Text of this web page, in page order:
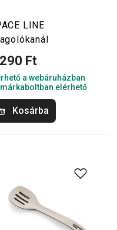
LINE
Ft
a webáruházban
elérhető
Kosárba